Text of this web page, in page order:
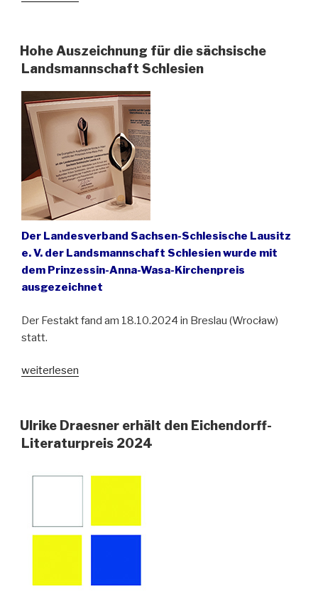
Jury
kürt
und
Preisträger“
Hohe Auszeichnung für die sächsische
Landsmannschaft Schlesien
Der Landesverband Sachsen-Schlesische Lausitz
e. V. der Landsmannschaft Schlesien wurde mit
dem Prinzessin-Anna-Wasa-Kirchenpreis
ausgezeichnet
Der Festakt fand am 18.10.2024 in Breslau (Wrocław)
statt.
„Hohe
die
sächsische
weiterlesen
Ulrike Draesner erhält den Eichendorff-
Literaturpreis 2024